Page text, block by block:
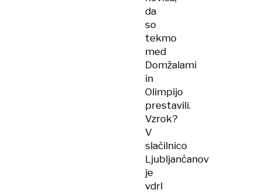
da
so
tekmo
med
Domžalami
in
Olimpijo
prestavili.
Vzrok?
V
slačilnico
Ljubljančanov
je
vdrl